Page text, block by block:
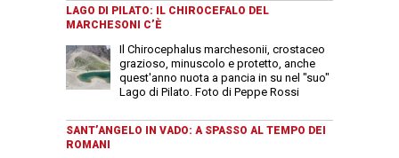
LAGO DI PILATO: IL CHIROCEFALO DEL
MARCHESONI C’È
Il Chirocephalus marchesonii, crostaceo
grazioso, minuscolo e protetto, anche
quest'anno nuota a pancia in su nel "suo"
Lago di Pilato. Foto di Peppe Rossi
SANT’ANGELO IN VADO: A SPASSO AL TEMPO DEI
ROMANI